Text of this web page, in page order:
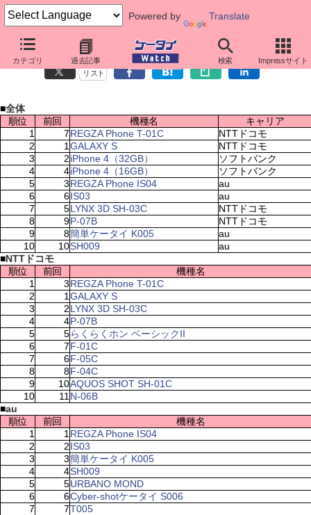
Powered by Translate
カテゴリ 過去記事 検索 Impressサイト
ケータイ売れ筋ランキング（2月21日～2月27日）
リスト
■全体
順位
前回 機種名
キャリア
1
7REGZA Phone T-01C
NTTドコモ
2
1 GALAXY S
NTTドコモ
3
2iPhone 4（32GB）
ソフトバンク
4
4iPhone 4（16GB）
ソフトバンク
5
3REGZA Phone IS04
au
6
6IS03
au
7
5LYNX 3D SH-03C
NTTドコモ
8
9P-07B
NTTドコモ
9
8簡単ケータイ K005
au
10
10SH009
au
■NTTドコモ
順位
前回
機種名
1
3REGZA Phone T-01C
2
1 GALAXY S
3
2LYNX 3D SH-03C
4
4P-07B
5
5らくらくホン ベーシックII
6
7F-01C
7
6F-05C
8
8F-04C
9
10AQUOS SHOT SH-01C
10
11 N-06B
■au
順位
前回
機種名
1
1 REGZA Phone IS04
2
2IS03
3
3簡単ケータイ K005
4
4SH009
5
5URBANO MOND
6
6Cyber-shotケータイ S006
7
7T005